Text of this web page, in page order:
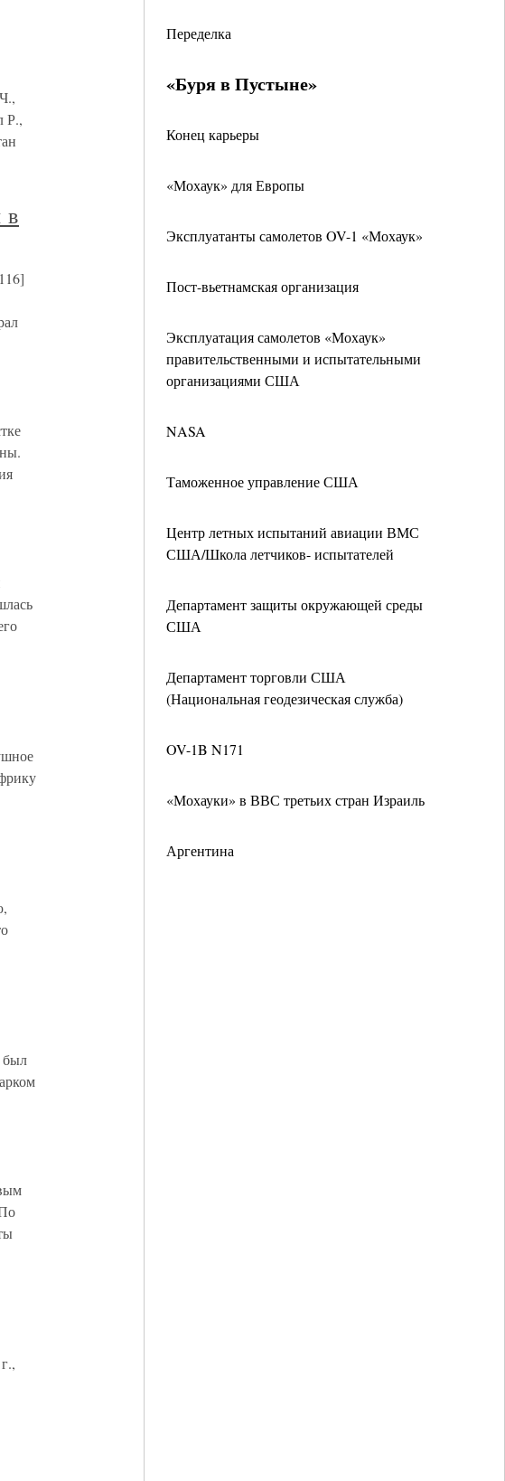
Переделка
«Буря в Пустыне»
Конец карьеры
«Мохаук» для Европы
Эксплуатанты самолетов OV-1 «Мохаук»
Пост-вьетнамская организация
Эксплуатация самолетов «Мохаук»
правительственными и испытательными
организациями США
NASA
Таможенное управление США
Центр летных испытаний авиации ВМС
США/Школа летчиков- испытателей
Департамент защиты окружающей среды
США
Департамент торговли США
(Национальная геодезическая служба)
OV-1B N171
«Мохауки» в ВВС третьих стран Израиль
Аргентина
Р.,
в
был